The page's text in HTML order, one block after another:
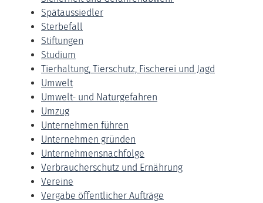
Spätaussiedler
Sterbefall
Stiftungen
Studium
Tierhaltung, Tierschutz, Fischerei und Jagd
Umwelt
Umwelt- und Naturgefahren
Umzug
Unternehmen führen
Unternehmen gründen
Unternehmensnachfolge
Verbraucherschutz und Ernährung
Vereine
Vergabe öffentlicher Aufträge